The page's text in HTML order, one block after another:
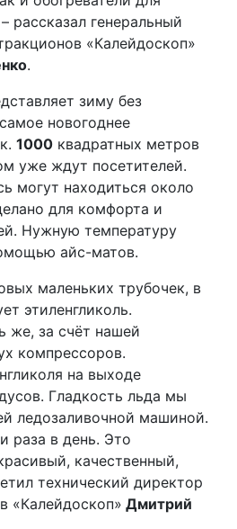
рассказал генеральный
«Калейдоскоп»
.
зиму без
новогоднее
1000 квадратных метров
уже ждут посетителей.
могут находиться около
для комфорта и
Нужную температуру
айс-матов.
маленьких трубочек, в
этиленгликоль.
же, за счёт нашей
компрессоров.
на выходе
Гладкость льда мы
ледозаливочной машиной.
раза в день. Это
качественный,
технический директор
«Калейдоскоп» Дмитрий